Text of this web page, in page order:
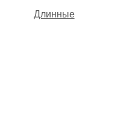
Длинные